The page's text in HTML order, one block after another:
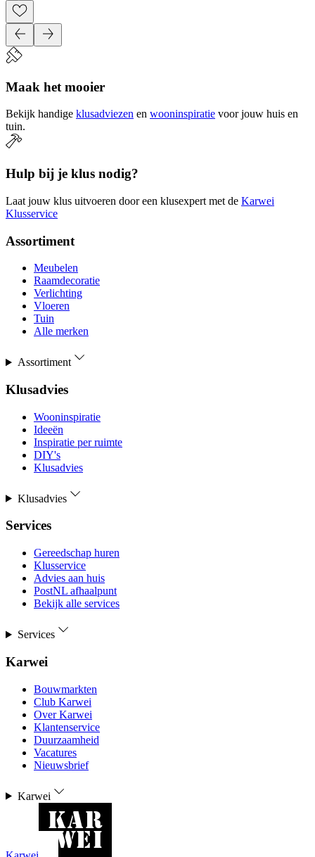
Maak het mooier
Bekijk handige klusadviezen en wooninspiratie voor jouw huis en
tuin.
Hulp bij je klus nodig?
Laat jouw klus uitvoeren door een klusexpert met de Karwei
Klusservice
Assortiment
Meubelen
Raamdecoratie
Verlichting
Vloeren
Tuin
Alle merken
Assortiment
Klusadvies
Wooninspiratie
Ideeën
Inspiratie per ruimte
DIY's
Klusadvies
Klusadvies
Services
Gereedschap huren
Klusservice
Advies aan huis
PostNL afhaalpunt
Bekijk alle services
Services
Karwei
Bouwmarkten
Club Karwei
Over Karwei
Klantenservice
Duurzaamheid
Vacatures
Nieuwsbrief
Karwei